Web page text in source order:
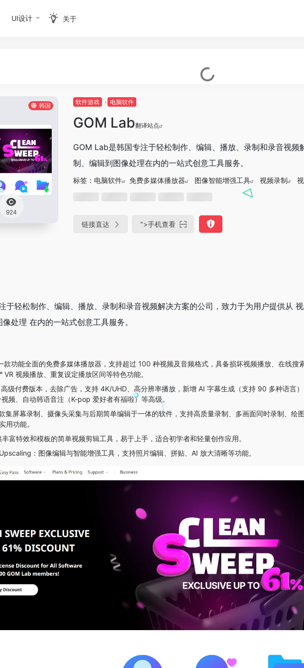
UI设计 关于
韩国
924
软件游戏 电脑软件
GOM Lab翻译站点
GOM Lab是韩国专注于轻松制作、编辑、播放、录制和录音视
制、编辑到图像处理在内的一站式创意工具服务。
标签： 电脑软件 免费多媒体播放器‌ ‌图像智能增强工具 视频录制‌
链接直达 ">手机查看
于轻松制作、编辑、播放、录制和录音视频解决方案的公司，致力于为用户提供从
处理 在内的一站式创意工具服务。
款功能全面的免费多媒体播放器，支持超过 100 种视频及音频格式，具备损坏视频播放、在线搜
VR 视频播放、重复设定播放区间等特色功能。
级付费版本，去除广告，支持 4K/UHD、高分辨率播放，新增 AI 字幕生成（支持 90 多种语言
频、自动韩语音注（K-pop 爱好者有福啦）等高级。
集屏幕录制、摄像头采集与后期简单编辑于一体的软件，支持高质量录制、多画面同时录制、绘
用功能。
富特效和模板的简单视频剪辑工具，易于上手，适合初学者和轻量创作应用。
：图像编辑与智能增强工具，支持照片编辑、拼贴、AI 放大清晰等功能。